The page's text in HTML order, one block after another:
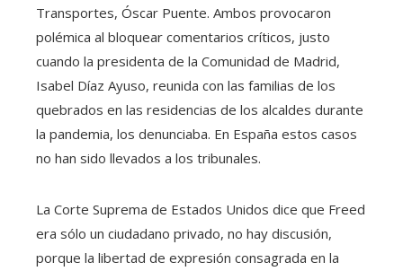
Transportes, Óscar Puente. Ambos provocaron
polémica al bloquear comentarios críticos, justo
cuando la presidenta de la Comunidad de Madrid,
Isabel Díaz Ayuso, reunida con las familias de los
quebrados en las residencias de los alcaldes durante
la pandemia, los denunciaba. En España estos casos
no han sido llevados a los tribunales.
La Corte Suprema de Estados Unidos dice que Freed
era sólo un ciudadano privado, no hay discusión,
porque la libertad de expresión consagrada en la